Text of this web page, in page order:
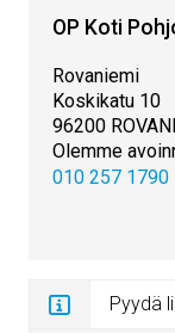
OP Koti
Rovaniemi
Koskikatu 10
96200
Olemme
010 257 1790
Pyydä